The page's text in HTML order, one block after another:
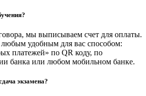
мы выписываем счет для оплаты.
удобным для вас способом:
платежей» по QR коду, по
банка или любом мобильном банке.
экзамена?